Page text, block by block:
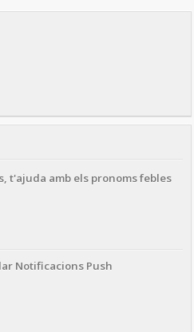
t'ajuda amb els pronoms febles
Notificacions Push